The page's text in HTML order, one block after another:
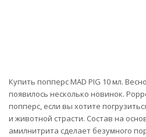
Купить попперс MAD PIG 10 мл.
появилось несколько новинок.
попперс, если вы хотите
и животной страсти. Состав на
амилнитрита сделает безумного